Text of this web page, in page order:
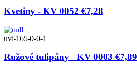
Kvetiny - KV 0052 €7,28
uvl-165-0-0-1
Ružové tulipány - KV 0003 €7,89